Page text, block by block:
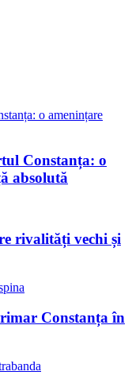
Constanța: o
absolută
rivalități vechi și
Constanța în